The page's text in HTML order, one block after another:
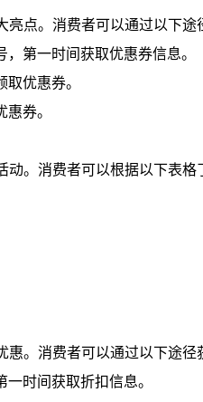
点。消费者可以通过以下途
第一时间获取优惠券信息。
优惠券。
券。
。消费者可以根据以下表格
。消费者可以通过以下途径
时间获取折扣信息。